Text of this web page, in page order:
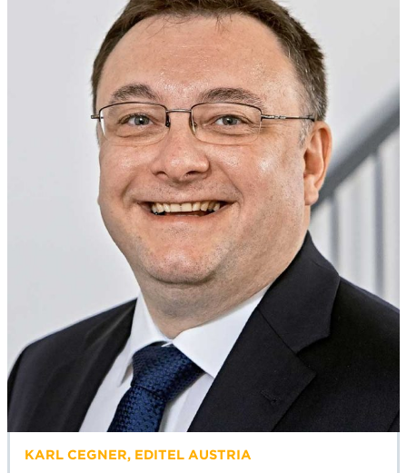
KARL CEGNER, EDITEL AUSTRIA